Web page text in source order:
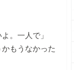
。一人で」
もうなかった